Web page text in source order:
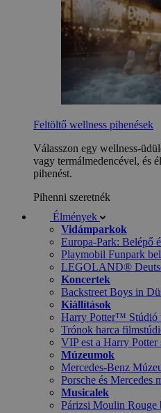
Feltöltő wellness pihenések
Válasszon egy wellness-
vagy termálmedencével, és
pihenést.
Pihenni szeretnék
Élmények
Vidámparkok
Europa-Park: Belépő
Playmobil Funpark
LEGOLAND®
Koncertek
Backstreet Boys in
Kiállítások
Harry Potter™ Stúdió
Trónok harca
VIP est a Harry Potter
Múzeumok
Mercedes-Benz
Porsche és Mercedes
Musicalek
Párizsi Moulin Rouge